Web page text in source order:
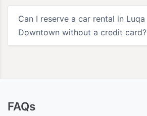
Can I reserve a car rental in Luqa
Downtown without a credit card?
FAQs